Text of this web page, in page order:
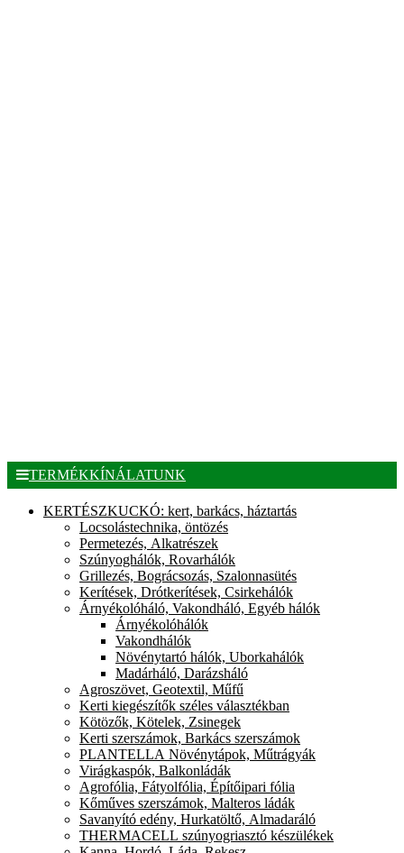
TERMÉKKÍNÁLATUNK
KERTÉSZKUCKÓ: kert, barkács, háztartás
Locsolástechnika, öntözés
Permetezés, Alkatrészek
Szúnyoghálók, Rovarhálók
Grillezés, Bográcsozás, Szalonnasütés
Kerítések, Drótkerítések, Csirkehálók
Árnyékolóháló, Vakondháló, Egyéb hálók
Árnyékolóhálók
Vakondhálók
Növénytartó hálók, Uborkahálók
Madárháló, Darázsháló
Agroszövet, Geotextil, Műfű
Kerti kiegészítők széles választékban
Kötözők, Kötelek, Zsinegek
Kerti szerszámok, Barkács szerszámok
PLANTELLA Növénytápok, Műtrágyák
Virágkaspók, Balkonládák
Agrofólia, Fátyolfólia, Építőipari fólia
Kőműves szerszámok, Malteros ládák
Savanyító edény, Hurkatöltő, Almadaráló
THERMACELL szúnyogriasztó készülékek